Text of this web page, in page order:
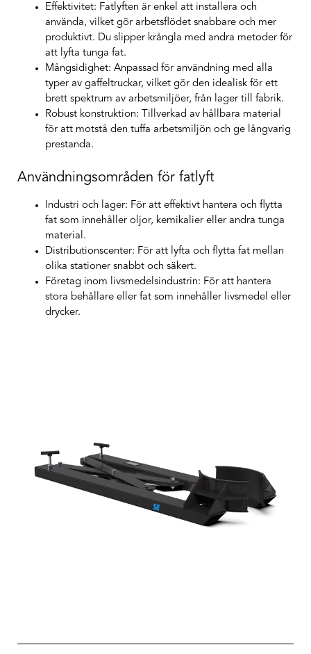
Effektivitet: Fatlyften är enkel att installera och
använda, vilket gör arbetsflödet snabbare och mer
produktivt. Du slipper krångla med andra metoder för
att lyfta tunga fat.
Mångsidighet: Anpassad för användning med alla
typer av gaffeltruckar, vilket gör den idealisk för ett
brett spektrum av arbetsmiljöer, från lager till fabrik.
Robust konstruktion: Tillverkad av hållbara material
för att motstå den tuffa arbetsmiljön och ge långvarig
prestanda.
Användningsområden för fatlyft
Industri och lager: För att effektivt hantera och flytta
fat som innehåller oljor, kemikalier eller andra tunga
material.
Distributionscenter: För att lyfta och flytta fat mellan
olika stationer snabbt och säkert.
Företag inom livsmedelsindustrin: För att hantera
stora behållare eller fat som innehåller livsmedel eller
drycker.